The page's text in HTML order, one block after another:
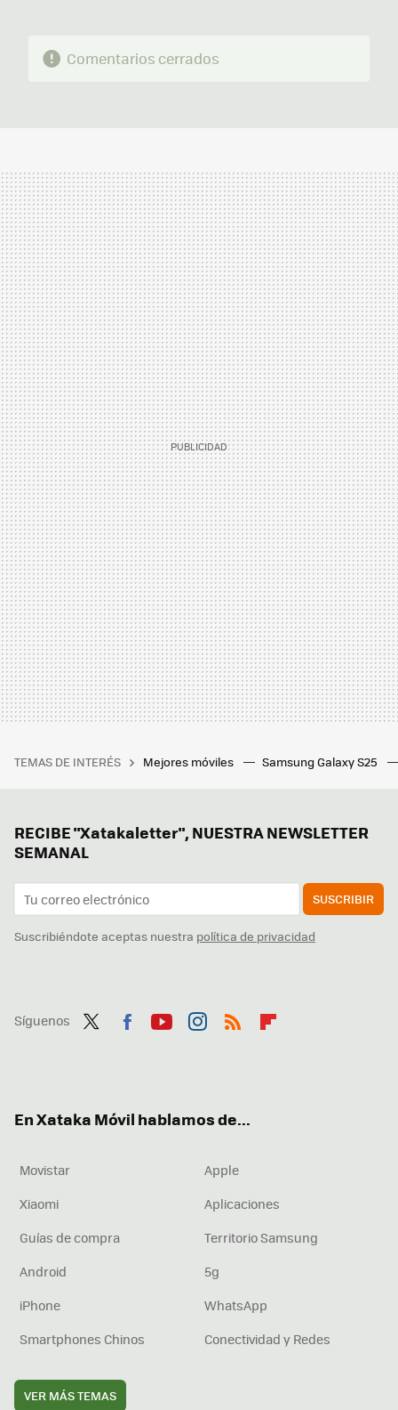
Comentarios cerrados
TEMAS DE INTERÉS Mejores móviles Samsung Galaxy S25
RECIBE "Xatakaletter", NUESTRA NEWSLETTER
SEMANAL
SUSCRIBIR
Suscribiéndote aceptas nuestra política de privacidad
Síguenos
En Xataka Móvil hablamos de...
Movistar
Apple
Xiaomi
Aplicaciones
Guías de compra
Territorio Samsung
Android
5g
iPhone
WhatsApp
Smartphones Chinos
Conectividad y Redes
VER MÁS TEMAS